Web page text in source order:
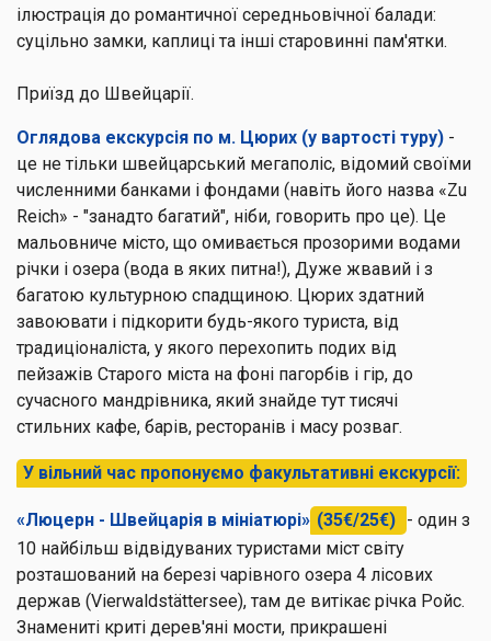
ілюстрація до романтичної середньовічної балади:
суцільно замки, каплиці та інші старовинні пам'ятки.
Приїзд до Швейцарії.
Оглядова екскурсія по м. Цюрих (у вартості туру) -
це не тільки швейцарський мегаполіс, відомий своїми
численними банками і фондами (навіть його назва «Zu
Reich» - "занадто багатий", ніби, говорить про це). Це
мальовниче місто, що омивається прозорими водами
річки і озера (вода в яких питна!), Дуже жвавий і з
багатою культурною спадщиною. Цюрих здатний
завоювати і підкорити будь-якого туриста, від
традиціоналіста, у якого перехопить подих від
пейзажів Старого міста на фоні пагорбів і гір, до
сучасного мандрівника, який знайде тут тисячі
стильних кафе, барів, ресторанів і масу розваг.
У вільний час пропонуємо факультативні екскурсії:
«Люцерн - Швейцарія в мініатюрі» (35€/25€) - один з
10 найбільш відвідуваних туристами міст світу
розташований на березі чарівного озера 4 лісових
держав (Vierwaldstättersee), там де витікає річка Ройс.
Знамениті криті дерев'яні мости, прикрашені